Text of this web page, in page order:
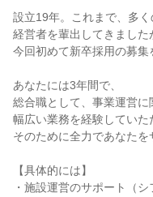
設立19年。これまで、多
経営者を輩出してきました
今回初めて新卒採用の募集
あなたには3年間で、
総合職として、事業運営に
幅広い業務を経験していた
そのために全力であなたを
【具体的には】
・施設運営のサポート（シ